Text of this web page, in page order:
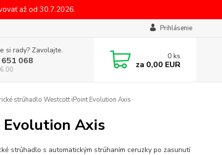
až od 30.7.2026.
Prihlásenie
si rady? Zavolajte.
068 0 ks
za 0,00 EUR
strúhadlo Westcott iPoint Evolution Axis
Axis
strúhadlo s automatickým strúhaním ceruzky po zasunutí